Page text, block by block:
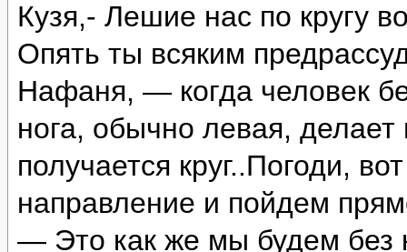
Кузя,- Лешие нас по кругу
Опять ты всяким
Нафаня, — когда человек
нога, обычно левая,
получается круг..Погоди,
направление и пойдем
— Это как же мы будем без